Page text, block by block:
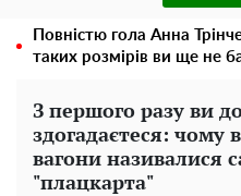
Повністю гола Анна
таких розмірів ви ще не
З першого разу ви
здогадаєтеся: чому
вагони називалися
"плацкарта"